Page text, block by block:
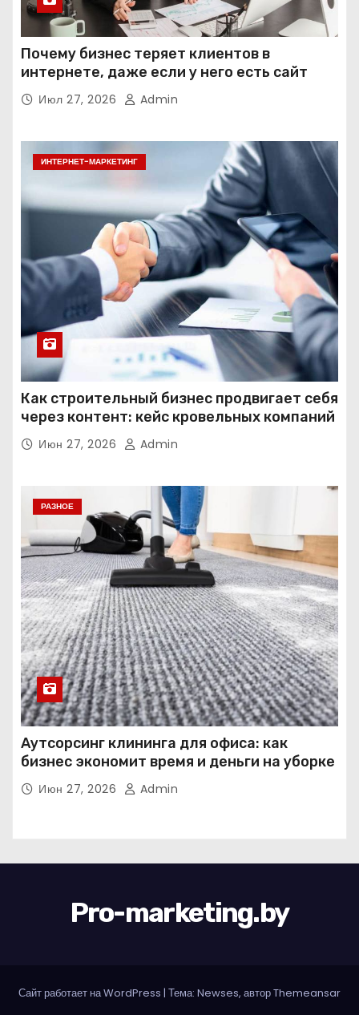
Почему бизнес теряет клиентов в
интернете, даже если у него есть сайт
Июл 27, 2026 Admin
ИНТЕРНЕТ-МАРКЕТИНГ
Как строительный бизнес продвигает себя
через контент: кейс кровельных компаний
Июн 27, 2026 Admin
РАЗНОЕ
Аутсорсинг клининга для офиса: как
бизнес экономит время и деньги на уборке
Июн 27, 2026 Admin
Pro-marketing.by
Сайт работает на WordPress | Тема: Newses, авторThemeansar